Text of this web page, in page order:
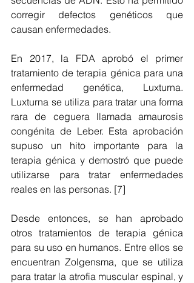
corregir defectos genéticos que
causan enfermedades.
En 2017, la FDA aprobó el primer
tratamiento de terapia génica para una
enfermedad genética, Luxturna.
Luxturna se utiliza para tratar una forma
rara de ceguera llamada amaurosis
congénita de Leber. Esta aprobación
supuso un hito importante para la
terapia génica y demostró que puede
utilizarse para tratar enfermedades
reales en las personas. [7]
Desde entonces, se han aprobado
otros tratamientos de terapia génica
para su uso en humanos. Entre ellos se
encuentran Zolgensma, que se utiliza
para tratar la atrofia muscular espinal, y